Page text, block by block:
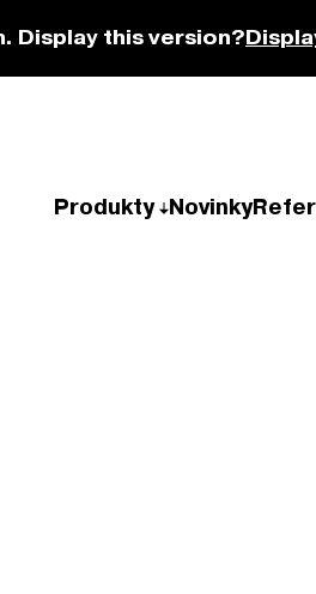
Display this version?
Produkty Novinky